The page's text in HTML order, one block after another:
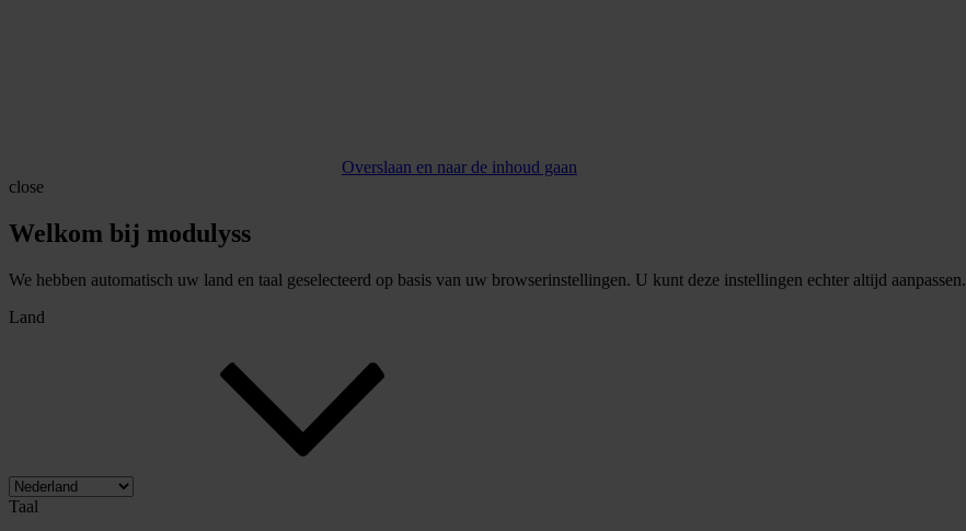
Overslaan en naar de inhoud gaan
close
Welkom bij modulyss
We hebben automatisch uw land en taal geselecteerd op basis van uw browserinstellingen. U kunt deze instellingen echter altijd aanpassen.
Land
Taal